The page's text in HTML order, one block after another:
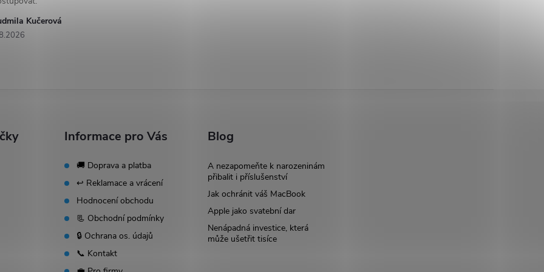
Kučerová
Informace pro Vás
🚚 Doprava a platba
↩️ Reklamace a vrácení
Hodnocení obchodu
📃 Obchodní podmínky
🔒 Ochrana os. údajů
📞 Kontakt
Blog
A nezapomeňte k narozeninám
přibalit i příslušenství
Jak ochránit váš MacBook
Apple jako svatební dar
Nenápadná investice, která
může ušetřit tisíce